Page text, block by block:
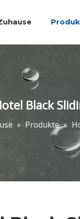
Black
» Produkte »